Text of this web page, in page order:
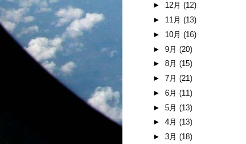
► 12月 (12)
► 11月 (13)
► 10月 (16)
► 9月 (20)
► 8月 (15)
► 7月 (21)
► 6月 (11)
► 5月 (13)
► 4月 (13)
► 3月 (18)